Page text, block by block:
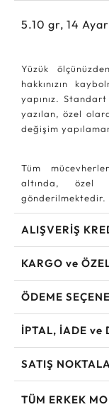
5.10 gr, 14
Yüzük
hakkınızın
yapınız.
yazılan, özel
değişim
Tüm
altında, özel
gönderilmektedir.
ALIŞVERİŞ
KARGO ve
ÖDEME
İPTAL, İADE ve
SATIŞ
TÜM ERKEK